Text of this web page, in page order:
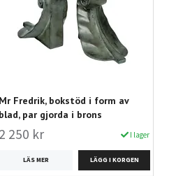
Mr Fredrik, bokstöd i form av
blad, par gjorda i brons
2 250 kr I lager
LÄS MER